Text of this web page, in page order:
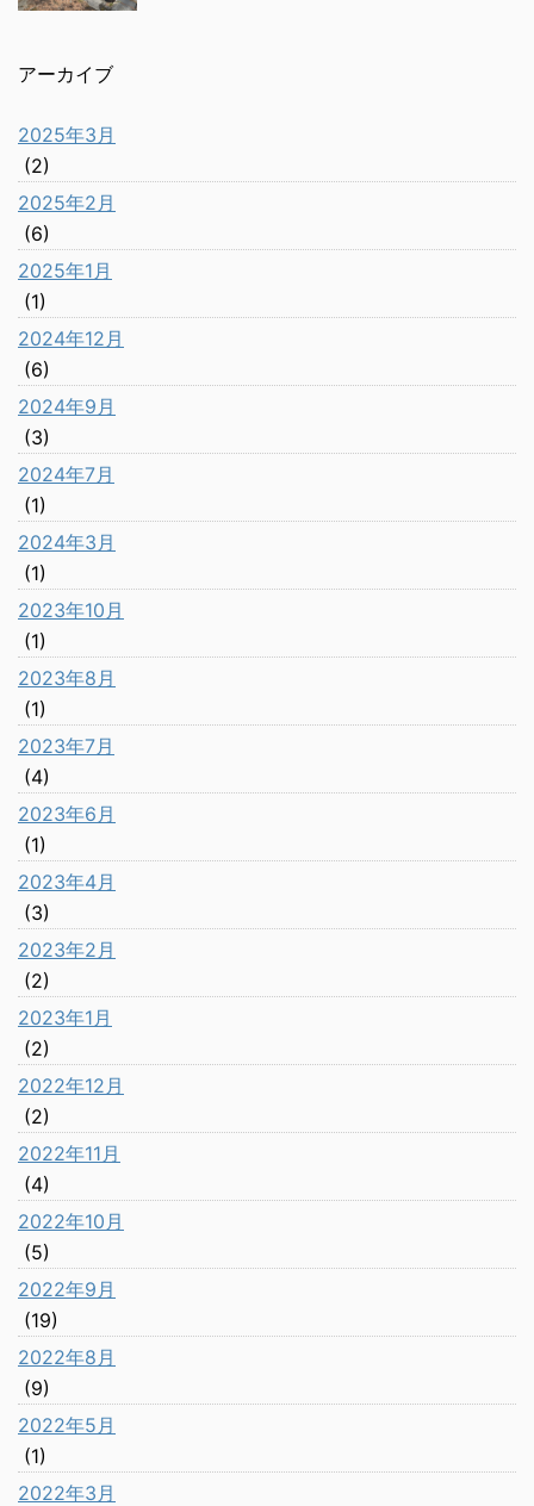
アーカイブ
2025年3月
(2)
2025年2月
(6)
2025年1月
(1)
2024年12月
(6)
2024年9月
(3)
2024年7月
(1)
2024年3月
(1)
2023年10月
(1)
2023年8月
(1)
2023年7月
(4)
2023年6月
(1)
2023年4月
(3)
2023年2月
(2)
2023年1月
(2)
2022年12月
(2)
2022年11月
(4)
2022年10月
(5)
2022年9月
(19)
2022年8月
(9)
2022年5月
(1)
2022年3月